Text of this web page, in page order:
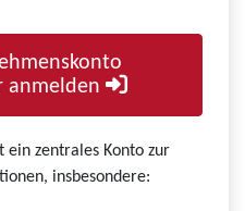
anmelden
ein zentrales Konto zur
insbesondere: